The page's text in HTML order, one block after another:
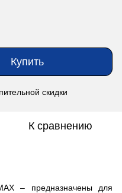
Купить
скидки
К сравнению
– предназначены для